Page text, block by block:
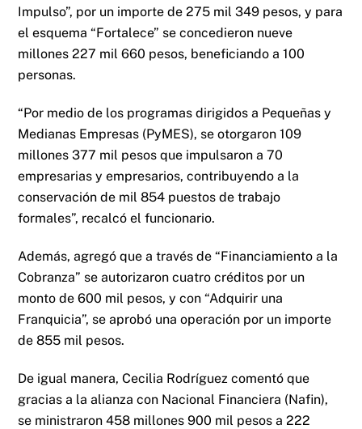
Impulso”, por un importe de 275 mil 349 pesos, y para
el esquema “Fortalece” se concedieron nueve
millones 227 mil 660 pesos, beneficiando a 100
personas.
“Por medio de los programas dirigidos a Pequeñas y
Medianas Empresas (PyMES), se otorgaron 109
millones 377 mil pesos que impulsaron a 70
empresarias y empresarios, contribuyendo a la
conservación de mil 854 puestos de trabajo
formales”, recalcó el funcionario.
Además, agregó que a través de “Financiamiento a la
Cobranza” se autorizaron cuatro créditos por un
monto de 600 mil pesos, y con “Adquirir una
Franquicia”, se aprobó una operación por un importe
de 855 mil pesos.
De igual manera, Cecilia Rodríguez comentó que
gracias a la alianza con Nacional Financiera (Nafin),
se ministraron 458 millones 900 mil pesos a 222